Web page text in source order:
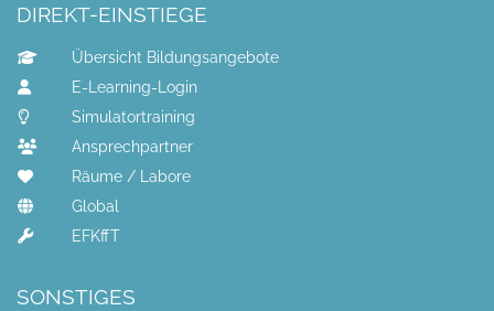
DIREKT-EINSTIEGE
Übersicht Bildungsangebote
E-Learning-Login
Simulatortraining
Ansprechpartner
Räume / Labore
Global
EFKffT
SONSTIGES